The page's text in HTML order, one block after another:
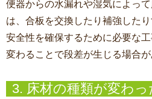
便器からの水漏れや湿気によっ
は、合板を交換したり補強したり
安全性を確保するために必要な
変わることで段差が生じる場合が
3. 床材の種類が変わっ